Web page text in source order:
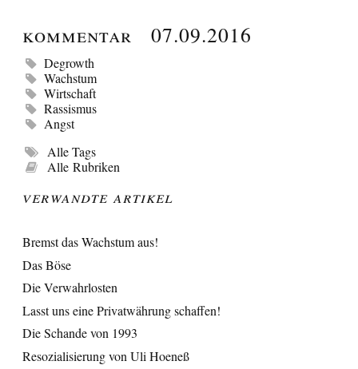
Kommentar 07.09.2016
Degrowth
Wachstum
Wirtschaft
Rassismus
Angst
Alle Tags
Alle Rubriken
Verwandte Artikel
Bremst das Wachstum aus!
Das Böse
Die Verwahrlosten
Lasst uns eine Privatwährung schaffen!
Die Schande von 1993
Resozialisierung von Uli Hoeneß